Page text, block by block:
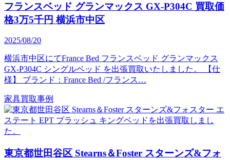
フランスベッド グランマックス GX-P304C 買取価
格3万5千円 横浜市中区
2025/08/20
横浜市中区にてFrance Bed フランスベッド グランマックス
GX-P304C シングルベッド を出張買取いたしました。 【仕
様】 ブランド：France Bed /フランス…
家具買取事例
東京都世田谷区 Stearns＆Foster スターンズ&フォ